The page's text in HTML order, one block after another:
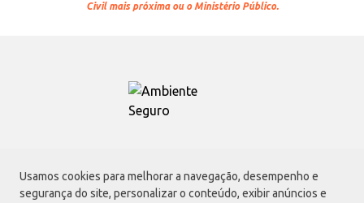
Usamos cookies para melhorar a navegação, desempenho e
segurança do site, personalizar o conteúdo, exibir anúncios e
Civil mais próxima ou o Ministério Público.
Atacadão S.A.
Avenida Morvan Dias de Figueiredo, 6169, Vila Maria, São Paulo - SP | CEP
02170-901 | CNPJ: 75.315.333/0001-09